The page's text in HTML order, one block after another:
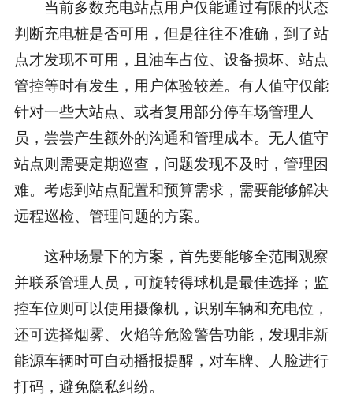
当前多数充电站点用户仅能通过有限的状态
判断充电桩是否可用，但是往往不准确，到了站
点才发现不可用，且油车占位、设备损坏、站点
管控等时有发生，用户体验较差。有人值守仅能
针对一些大站点、或者复用部分停车场管理人
员，尝尝产生额外的沟通和管理成本。无人值守
站点则需要定期巡查，问题发现不及时，管理困
难。考虑到站点配置和预算需求，需要能够解决
远程巡检、管理问题的方案。
这种场景下的方案，首先要能够全范围观察
并联系管理人员，可旋转得球机是最佳选择；监
控车位则可以使用摄像机，识别车辆和充电位，
还可选择烟雾、火焰等危险警告功能，发现非新
能源车辆时可自动播报提醒，对车牌、人脸进行
打码，避免隐私纠纷。